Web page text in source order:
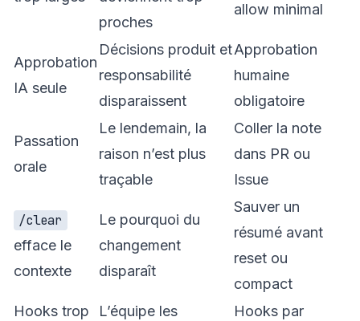
proches
allow minimal
Approbation
IA seule
Décisions produit et
responsabilité
disparaissent
Approbation
humaine
obligatoire
Passation
orale
Le lendemain, la
raison n’est plus
traçable
Coller la note
dans PR ou
Issue
/clear
efface le
contexte
Le pourquoi du
changement
disparaît
Sauver un
résumé avant
reset ou
compact
Hooks trop
L’équipe les Hooks par